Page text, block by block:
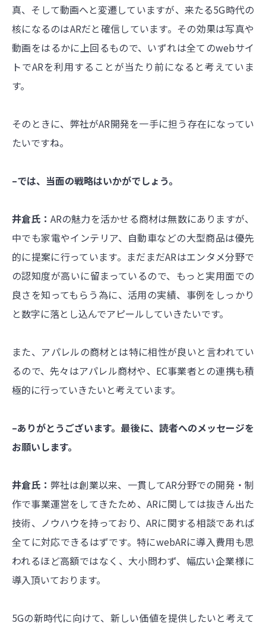
真、そして動画へと変遷していますが、来たる5G時代の
核になるのはARだと確信しています。その効果は写真や
動画をはるかに上回るもので、いずれは全てのwebサイ
トでARを利用することが当たり前になると考えていま
す。
そのときに、弊社がAR開発を一手に担う存在になってい
たいですね。
–では、当面の戦略はいかがでしょう。
井倉氏： ARの魅力を活かせる商材は無数にありますが、
中でも家電やインテリア、自動車などの大型商品は優先
的に提案に行っています。まだまだARはエンタメ分野で
の認知度が高いに留まっているので、もっと実用面での
良さを知ってもらう為に、活用の実績、事例をしっかり
と数字に落とし込んでアピールしていきたいです。
また、アパレルの商材とは特に相性が良いと言われてい
るので、先々はアパレル商材や、EC事業者との連携も積
極的に行っていきたいと考えています。
–ありがとうございます。最後に、読者へのメッセージを
お願いします。
井倉氏： 弊社は創業以来、一貫してAR分野での開発・制
作で事業運営をしてきたため、ARに関しては抜きん出た
技術、ノウハウを持っており、ARに関する相談であれば
全てに対応できるはずです。特にwebARに導入費用も思
われるほど高額ではなく、大小問わず、幅広い企業様に
導入頂いております。
5Gの新時代に向けて、新しい価値を提供したいと考えて